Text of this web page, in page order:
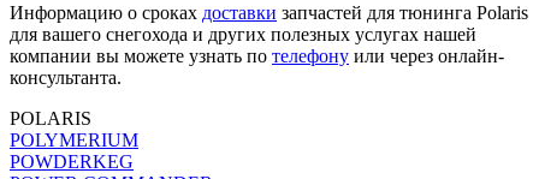
Информацию о сроках доставки запчастей для тюнинга Polaris
для вашего снегохода и других полезных услугах нашей
компании вы можете узнать по телефону или через онлайн-
консультанта.
POLARIS
POLYMERIUM
POWDERKEG